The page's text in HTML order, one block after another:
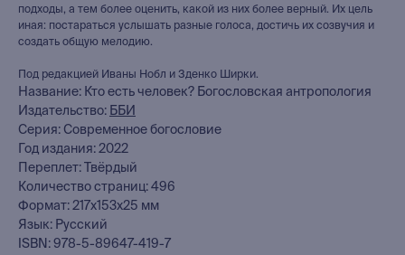
подходы, а тем более оценить, какой из них более верный. Их цель
иная: постараться услышать разные голоса, достичь их созвучия и
создать общую мелодию.
Под редакцией Иваны Нобл и Зденко Ширки.
Название: Кто есть человек? Богословская антропология
Издательство: ББИ
Серия: Современное богословие
Год издания: 2022
Переплет: Твёрдый
Количество страниц: 496
Формат: 217x153x25 мм
Язык: Русский
ISBN: 978-5-89647-419-7
книжный интернет-магазин
из Петербурга
Каталог